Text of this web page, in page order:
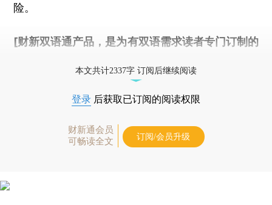
险。
[财新双语通产品，是为有双语需求读者专门订制的
本文共计2337字 订阅后继续阅读
登录 后获取已订阅的阅读权限
财新通会员
可畅读全文
订阅/会员升级